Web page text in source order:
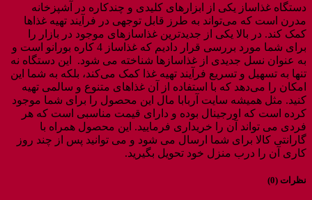
دستگاه غذاساز یکی از ابزارهای کلیدی و چندکاره در آشپزخانه
مدرن است که می‌تواند به طرز قابل توجهی در فرآیند تهیه غذاها
کمک کند. در بالا یکی از جدیدترین غذاسازهای موجود در بازار را
برای شما مورد بررسی قرار دادیم که غذاساز 4 کاره بورانو است و
به عنوان نسل جدیدی از غذاسازها شناخته می شود. این دستگاه نه
تنها به تسهیل و تسریع فرآیند تهیه غذا کمک می‌کند، بلکه به شما این
امکان را می‌دهد که با استفاده از آن غذاهای متنوع و سالمی تهیه
کنید. مثل همیشه سایت آربابا مال این محصول را برای شما موجود
کرده است که اورجینال بوده و دارای قیمت مناسبی است که هر
فردی می تواند آن را خریداری فرمایید. این محصول همراه با
گارانتی کالا برای شما ارسال می شود و می توانید پس از چند روز
کاری آن را درب منزل خود تحویل بگیرید.
نظرات (0)